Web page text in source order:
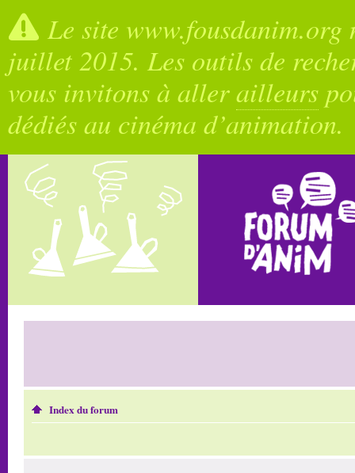
Le site
juillet 2015. Les outils de
vous invitons à allerailleurs
dédiés au cinéma d’animation.
Index du forum